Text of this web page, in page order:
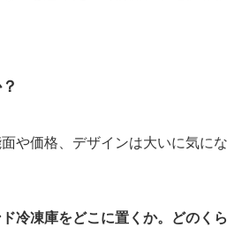
や価格、デザインは大いに気にな
冷凍庫をどこに置くか。どのくら